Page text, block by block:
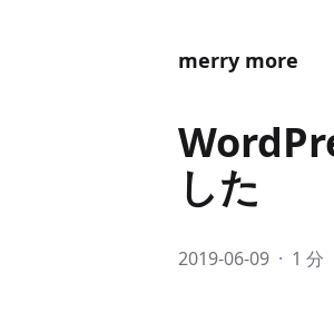
merry more
した
2019-06-09 · 1 分